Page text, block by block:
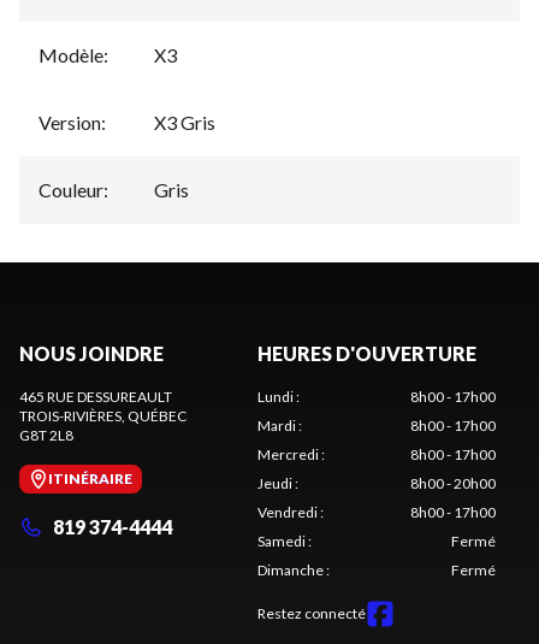
Modèle: X3
Version: X3 Gris
Couleur: Gris
NOUS JOINDRE
465 RUE DESSUREAULT
TROIS-RIVIÈRES, QUÉBEC
G8T 2L8
ITINÉRAIRE
819 374-4444
HEURES D'OUVERTURE
Lundi:
8h00 - 17h00
Mardi:
8h00 - 17h00
Mercredi:
8h00 - 17h00
Jeudi:
8h00 - 20h00
Vendredi:
8h00 - 17h00
Samedi:
Fermé
Dimanche: Fermé
Restez connecté